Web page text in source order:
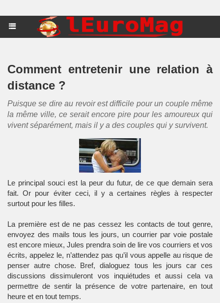
Comment entretenir une relation à
distance ?
Puisque se dire au revoir est difficile pour un couple même
la même ville, ce serait encore pire pour les amoureux qui
vivent séparément, mais il y a des couples qui y survivent.
Le principal souci est la peur du futur, de ce que demain sera
fait. Or pour éviter ceci, il y a certaines règles à respecter
surtout pour les filles.
La première est de ne pas cessez les contacts de tout genre,
envoyez des mails tous les jours, un courrier par voie postale
est encore mieux, Jules prendra soin de lire vos courriers et vos
écrits, appelez le, n’attendez pas qu’il vous appelle au risque de
penser autre chose. Bref, dialoguez tous les jours car ces
discussions dissimuleront vos inquiétudes et aussi cela va
permettre de sentir la présence de votre partenaire, en tout
heure et en tout temps.